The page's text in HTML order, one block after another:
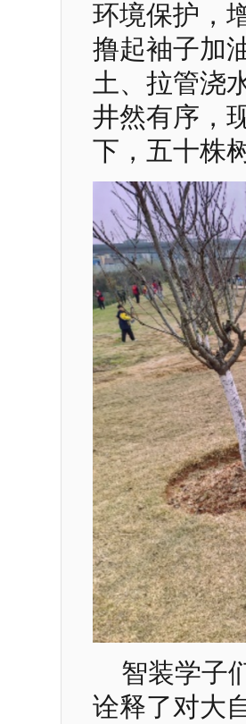
环境保护，
撸起袖子加
土、拉管浇
井然有序，
下，五十株
智装学子
诠释了对大